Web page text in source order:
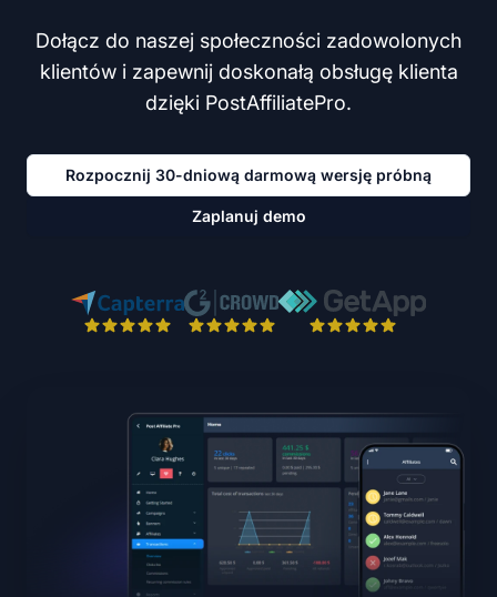
Dołącz do naszej społeczności zadowolonych
klientów i zapewnij doskonałą obsługę klienta
dzięki PostAffiliatePro.
Rozpocznij 30-dniową darmową wersję próbną
Zaplanuj demo